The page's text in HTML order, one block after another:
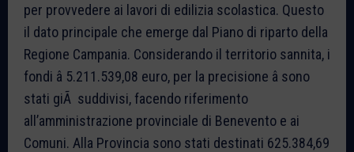
per provvedere ai lavori di edilizia scolastica. Questo
il dato principale che emerge dal Piano di riparto della
Regione Campania. Considerando il territorio sannita, i
fondi â 5.211.539,08 euro, per la precisione â sono
stati giÃ suddivisi, facendo riferimento
all’amministrazione provinciale di Benevento e ai
Comuni. Alla Provincia sono stati destinati 625.384,69